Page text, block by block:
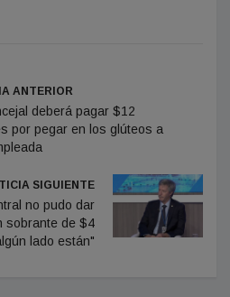
ANTERIOR
deberá pagar $12
por pegar en los glúteos a
SIGUIENTE
no pudo dar
sobrante de $4
lado están"